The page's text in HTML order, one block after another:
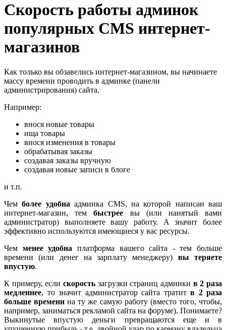
Скорость работы админок
популярных CMS интернет-
магазинов
Как только вы обзавелись интернет-магазином, вы начинаете
массу времени проводить в админке (панели
администрирования) сайта.
Например:
внося новые товары
ища товары
внося изменения в товары
обрабатывая заказы
создавая заказы вручную
создавая новые записи в блоге
и т.п.
Чемболее удобна админка CMS, на которой написан ваш
интернет-магазин, тембыстрее вы (или нанятый вами
администратор) выполняете вашу работу. А значит более
эффективно используются имеющиеся у вас ресурсы.
Чем менее удобна платформа вашего сайта - тем больше
времени (или денег на зарплату менеджеру) вы теряете
впустую.
К примеру, если скорость загрузки страниц админки в 2 раза
медленнее, то значит администратор сайта тратит в 2 раза
больше времени на ту же самую работу (вместо того, чтобы,
например, заниматься рекламой сайта на форуме). Понимаете?
Выкинутые впустую деньги превращаются еще и в